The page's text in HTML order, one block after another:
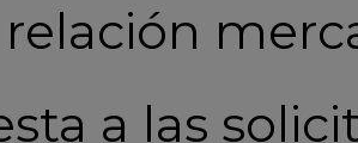
a las